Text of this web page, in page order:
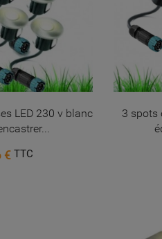
LED 230 v blanc
€TTC
3 spots